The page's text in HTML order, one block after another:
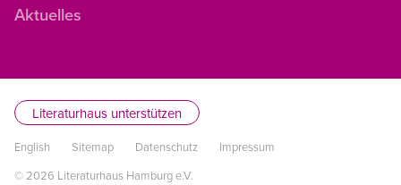
Aktuelles
Literaturhaus unterstützen
English Sitemap Datenschutz
Impressum
© 2026 Literaturhaus Hamburg e.V.